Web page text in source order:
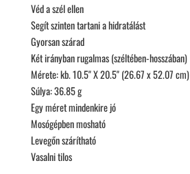
Véd a szél ellen
Segít szinten tartani a hidratálást
Gyorsan szárad
Két irányban rugalmas (széltében-hosszában)
Mérete: kb. 10.5" X 20.5" (26.67 x 52.07 cm)
Súlya: 36.85 g
Egy méret mindenkire jó
Mosógépben mosható
Levegőn szárítható
Vasalni tilos